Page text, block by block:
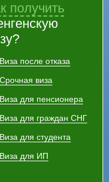
получить
Виза после отказа
Срочная виза
Виза для пенсионера
Виза для граждан СНГ
Виза для студента
Виза для ИП